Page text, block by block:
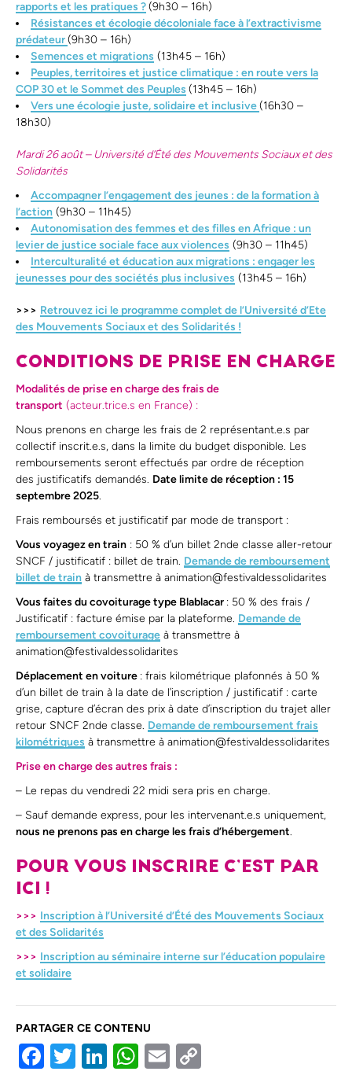
rapports et les pratiques ?(9h30 – 16h)
Résistances et écologie décoloniale face à l’extractivisme
prédateur(9h30 – 16h)
Semences et migrations (13h45 – 16h)
Peuples, territoires et justice climatique : en route vers la
COP 30 et le Sommet des Peuples (13h45 – 16h)
Vers une écologie juste, solidaire et inclusive(16h30 –
18h30)
Mardi 26 août – Université d’Été des Mouvements Sociaux et des
Solidarités
Accompagner l’engagement des jeunes : de la formation à
l’action (9h30 – 11h45)
Autonomisation des femmes et des filles en Afrique : un
levier de justice sociale face aux violences (9h30 – 11h45)
Interculturalité et éducation aux migrations : engager les
jeunesses pour des sociétés plus inclusives (13h45 – 16h)
>>> Retrouvez ici le programme complet de l’Université d’Ete
des Mouvements Sociaux et des Solidarités !
CONDITIONS DE PRISE EN CHARGE
Modalités de prise en charge des frais de
transport (acteur.trice.s en France) :
Nous prenons en charge les frais de 2 représentant.e.s par
collectif inscrit.e.s, dans la limite du budget disponible. Les
remboursements seront effectués par ordre de réception
des justificatifs demandés. Date limite de réception : 15
septembre 2025.
Frais remboursés et justificatif par mode de transport :
Vous voyagez en train : 50 % d’un billet 2nde classe aller-retour
SNCF / justificatif : billet de train. Demande de remboursement
billet de train à transmettre à animation@festivaldessolidarites
Vous faites du covoiturage type Blablacar : 50 % des frais /
Justificatif : facture émise par la plateforme. Demande de
remboursement covoiturage à transmettre à
animation@festivaldessolidarites
Déplacement en voiture : frais kilométrique plafonnés à 50 %
d’un billet de train à la date de l’inscription / justificatif : carte
grise, capture d’écran des prix à date d’inscription du trajet aller
retour SNCF 2nde classe. Demande de remboursement frais
kilométriques à transmettre à animation@festivaldessolidarites
Prise en charge des autres frais :
– Le repas du vendredi 22 midi sera pris en charge.
– Sauf demande express, pour les intervenant.e.s uniquement,
nous ne prenons pas en charge les frais d’hébergement.
POUR VOUS INSCRIRE C’EST PAR
ICI !
>>> Inscription à l’Université d’Été des Mouvements Sociaux
et des Solidarités
>>> Inscription au séminaire interne sur l’éducation populaire
et solidaire
PARTAGER CE CONTENU
Facebook
Twitter
LinkedIn
WhatsApp
Email